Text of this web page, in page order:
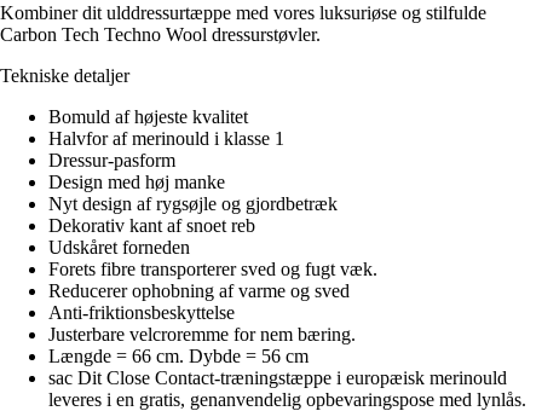
Kombiner dit ulddressurtæppe med vores luksuriøse og stilfulde
Carbon Tech Techno Wool dressurstøvler.
Tekniske detaljer
Bomuld af højeste kvalitet
Halvfor af merinould i klasse 1
Dressur-pasform
Design med høj manke
Nyt design af rygsøjle og gjordbetræk
Dekorativ kant af snoet reb
Udskåret forneden
Forets fibre transporterer sved og fugt væk.
Reducerer ophobning af varme og sved
Anti-friktionsbeskyttelse
Justerbare velcroremme for nem bæring.
Længde = 66 cm. Dybde = 56 cm
sac Dit Close Contact-træningstæppe i europæisk merinould
leveres i en gratis, genanvendelig opbevaringspose med lynlås.